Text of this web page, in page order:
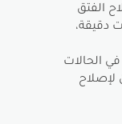
الفتق
دقيقة،
الحالات
لإصلاح